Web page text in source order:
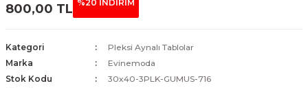
800,00 TL %20 İNDİRİM
Kategori
Pleksi Aynalı Tablolar
Marka
Evinemoda
Stok Kodu
30x40-3PLK-GUMUS-716